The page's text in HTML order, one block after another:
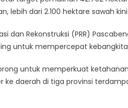
lebih dari 2.100 hektare sawah
dan Rekonstruksi (PRR)
untuk mempercepat
untuk memperkuat
daerah di tiga provinsi